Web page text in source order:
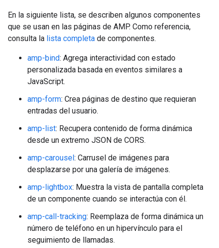
En la siguiente lista, se describen algunos componentes
que se usan en las páginas de AMP. Como referencia,
consulta la lista completa de componentes.
amp-bind: Agrega interactividad con estado
personalizada basada en eventos similares a
JavaScript.
amp-form: Crea páginas de destino que requieran
entradas del usuario.
amp-list: Recupera contenido de forma dinámica
desde un extremo JSON de CORS.
amp-carousel: Carrusel de imágenes para
desplazarse por una galería de imágenes.
amp-lightbox: Muestra la vista de pantalla completa
de un componente cuando se interactúa con él.
amp-call-tracking: Reemplaza de forma dinámica un
número de teléfono en un hipervínculo para el
seguimiento de llamadas.